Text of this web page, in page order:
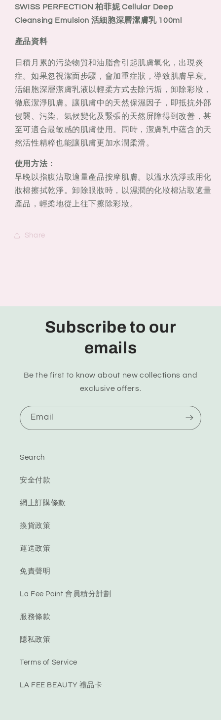
Cellular
Deep
Cleansing
Emulsion
細
胞
深
層
潔
膚
乳
Cellular
Deep
Cleansing
細
胞
深
層
潔
膚
乳
SWISS PERFECTION 柏菲妮 Cellular Deep
Cleansing Emulsion 活細胞深層潔膚乳 100ml
產品資料
日積月累的污染物質和油脂會引起肌膚氧化，出現炎
症。如果忽視潔面步驟，會加重症狀，導致肌膚早衰。
活細胞深層潔膚乳液以輕柔方式去除污垢，卸除彩妝，
徹底潔淨肌膚。讓肌膚中的天然保濕因子，即抵抗外部
侵襲、污染、氣候變化及緊張的天然屏障得到改善，甚
至可適合最敏感的肌膚使用。同時，潔膚乳中蘊含的天
然活性精粹也能讓肌膚更加水潤柔滑。
使用方法：
早晚以指腹沾取適量產品按摩肌膚。以溫水洗淨或用化
妝棉擦拭乾淨。卸除眼妝時，以濕潤的化妝棉沾取適量
產品，輕柔地從上往下擦除彩妝。
Share
Subscribe to our
emails
Be the first to know about new collections and
exclusive offers.
Email
Search
安全付款
網上訂購條款
換貨政策
運送政策
免責聲明
La Fee Point 會員積分計劃
服務條款
隱私政策
Terms of Service
LA FEE BEAUTY 禮品卡